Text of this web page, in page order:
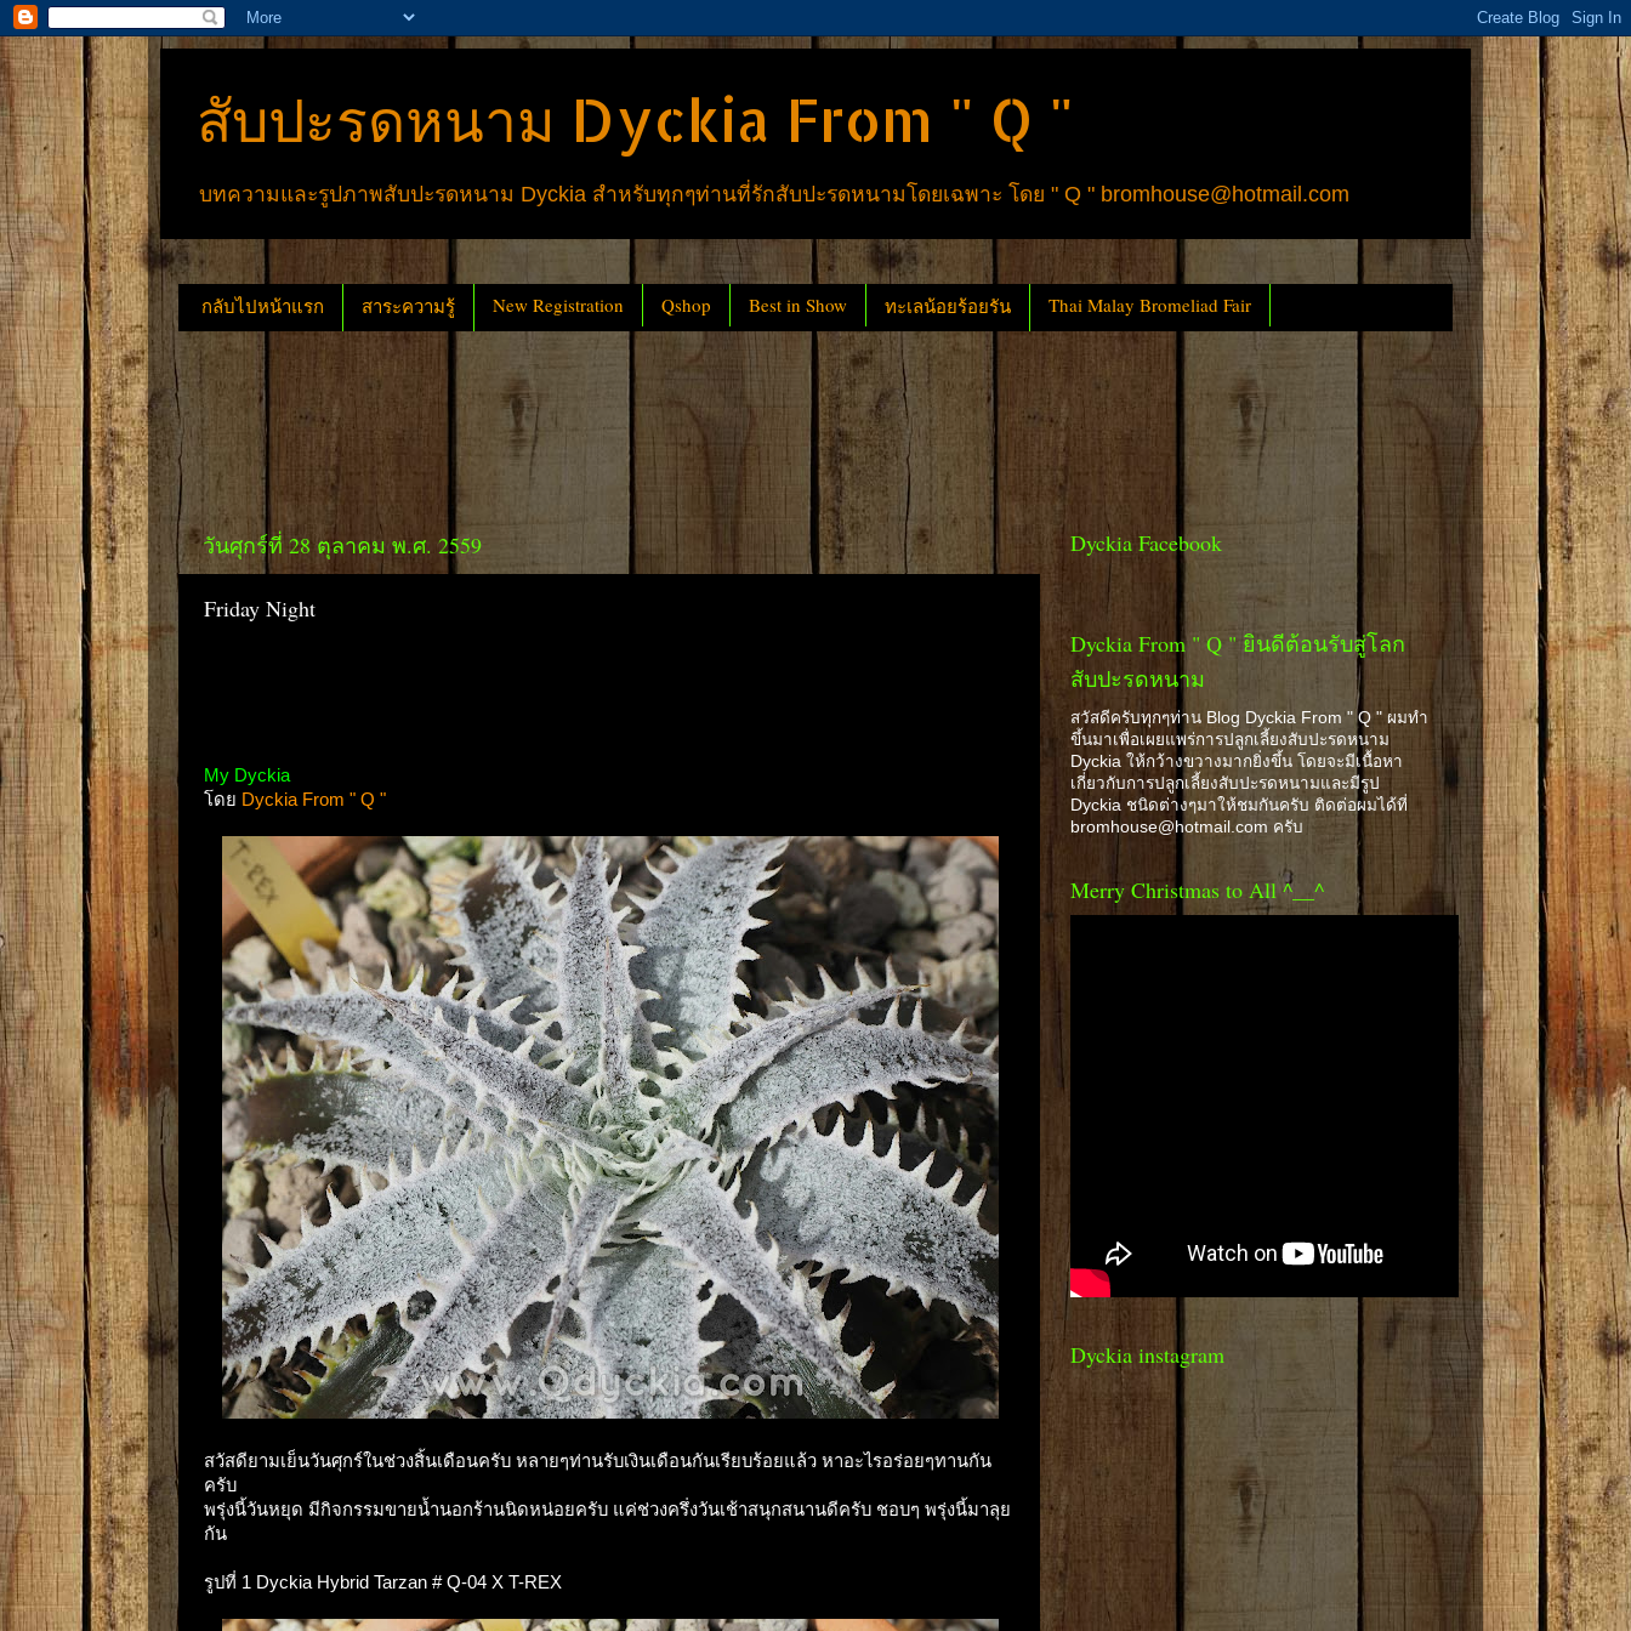
สับปะรดหนาม Dyckia From " Q "
บทความและรูปภาพสับปะรดหนาม Dyckia สำหรับทุกๆท่านที่รักสับปะรดหนามโดยเฉพาะ โดย " Q " bromhouse@hotmail.com
กลับไปหน้าแรก สาระความรู้ New Registration Qshop Best in Show ทะเลน้อยร้อยรัน Thai Malay Bromeliad Fair
วันศุกร์ที่ 28 ตุลาคม พ.ศ. 2559
Friday Night
My Dyckia
โดย Dyckia From " Q "
สวัสดียามเย็นวันศุกร์ในช่วงสิ้นเดือนครับ หลายๆท่านรับเงินเดือนกันเรียบร้อยแล้ว หาอะไรอร่อยๆทานกัน
ครับ
พรุ่งนี้วันหยุด มีกิจกรรมขายน้ำนอกร้านนิดหน่อยครับ แค่ช่วงครึ่งวันเช้าสนุกสนานดีครับ ชอบๆ พรุ่งนี้มาลุย
กัน
รูปที่ 1 Dyckia Hybrid Tarzan # Q-04 X T-REX
Dyckia Facebook
Dyckia From " Q " ยินดีต้อนรับสู่โลก
สับปะรดหนาม
สวัสดีครับทุกๆท่าน Blog Dyckia From " Q " ผมทำ
ขึ้นมาเพื่อเผยแพร่การปลูกเลี้ยงสับปะรดหนาม
Dyckia ให้กว้างขวางมากยิ่งขึ้น โดยจะมีเนื้อหา
เกี่ยวกับการปลูกเลี้ยงสับปะรดหนามและมีรูป
Dyckia ชนิดต่างๆมาให้ชมกันครับ ติดต่อผมได้ที่
bromhouse@hotmail.com ครับ
Merry Christmas to All ^__^
Dyckia instagram